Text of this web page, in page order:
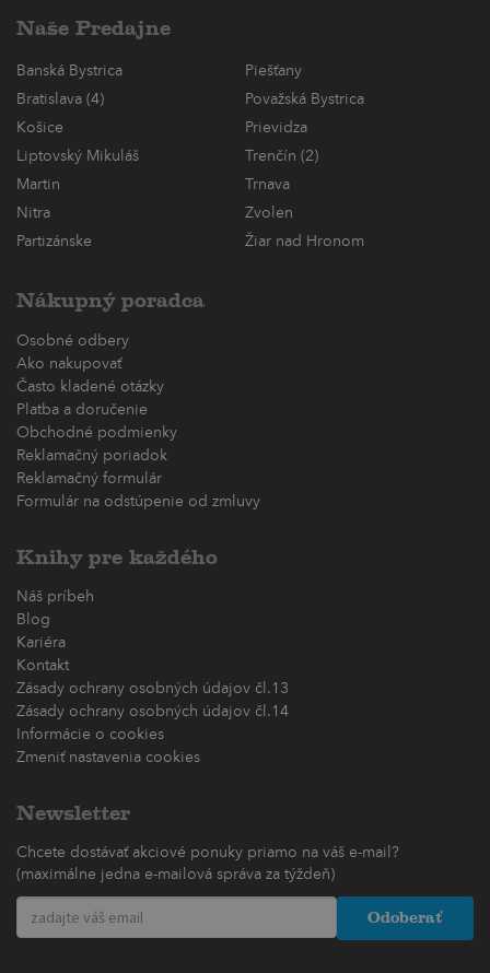
Naše Predajne
Banská Bystrica
Piešťany
Bratislava (4)
Považská Bystrica
Košice
Prievidza
Liptovský Mikuláš
Trenčín (2)
Martin
Trnava
Nitra
Zvolen
Partizánske
Žiar nad Hronom
Nákupný poradca
Osobné odbery
Ako nakupovať
Často kladené otázky
Platba a doručenie
Obchodné podmienky
Reklamačný poriadok
Reklamačný formulár
Formulár na odstúpenie od zmluvy
Knihy pre každého
Náš príbeh
Blog
Kariéra
Kontakt
Zásady ochrany osobných údajov čl.13
Zásady ochrany osobných údajov čl.14
Informácie o cookies
Zmeniť nastavenia cookies
Newsletter
Chcete dostávať akciové ponuky priamo na váš e-mail?
(maximálne jedna e-mailová správa za týždeň)
Odoberať